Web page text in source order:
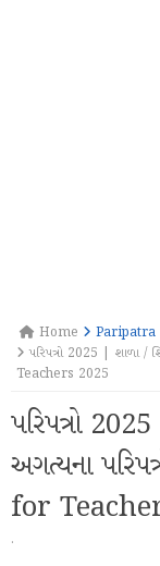
Home Paripatra
પરિપત્રો 2025 | શાળા /
Teachers 2025
પરિપત્રો
અગત્યના
for
·